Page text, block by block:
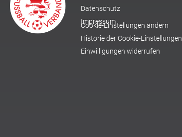
Datenschutz
Impressum
Cookie-Einstellungen ändern
Historie der Cookie-Einstellungen
Einwilligungen widerrufen